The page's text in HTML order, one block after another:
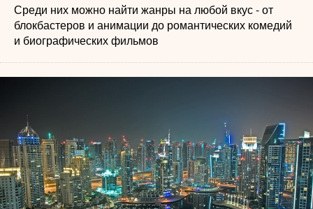
Среди них можно найти жанры на любой вкус - от
блокбастеров и анимации до романтических комедий
и биографических фильмов